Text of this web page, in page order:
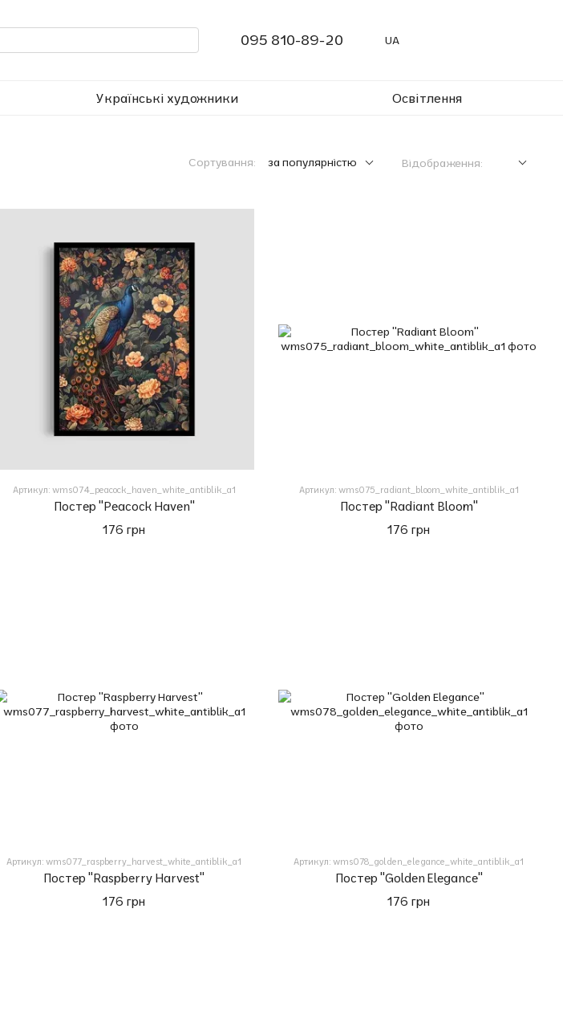
095 810-89-20 UA
Українські художники Освітлення
Сортування: за популярністю Відображення:
Артикул: wms074_peacock_haven_white_antiblik_a1
Постер "Peacock Haven"
176 грн
Артикул: wms075_radiant_bloom_white_antiblik_a1
Постер "Radiant Bloom"
176 грн
Артикул: wms077_raspberry_harvest_white_antiblik_a1
Постер "Raspberry Harvest"
176 грн
Артикул: wms078_golden_elegance_white_antiblik_a1
Постер "Golden Elegance"
176 грн